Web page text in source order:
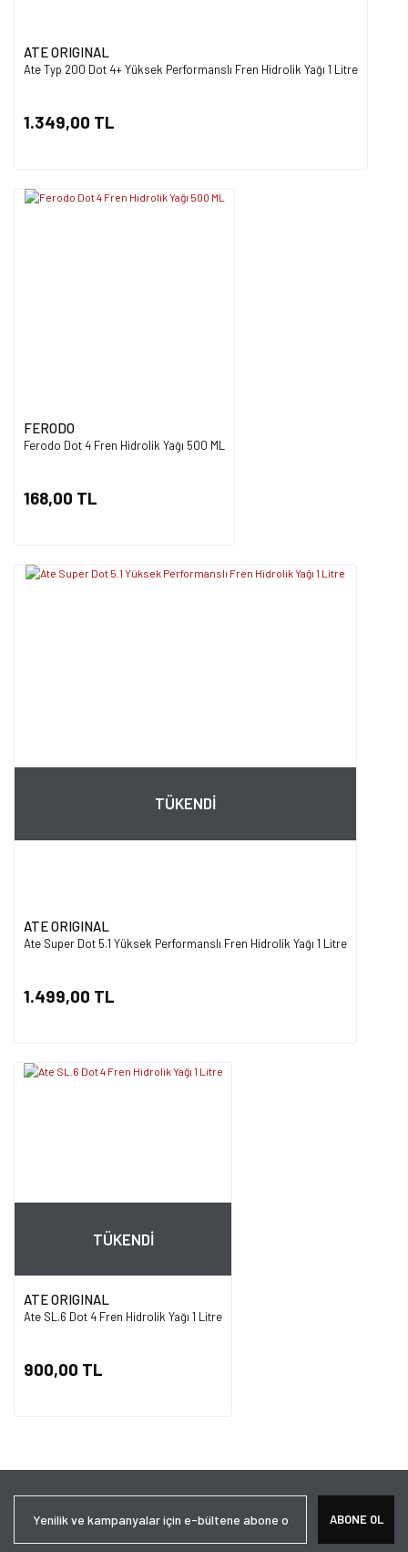
ATE ORIGINAL
Ate Typ 200 Dot 4+ Yüksek Performanslı Fren Hidrolik Yağı 1 Litre
1.349,00 TL
FERODO
Ferodo Dot 4 Fren Hidrolik Yağı 500 ML
168,00 TL
TÜKENDİ
ATE ORIGINAL
Ate Super Dot 5.1 Yüksek Performanslı Fren Hidrolik Yağı 1 Litre
1.499,00 TL
TÜKENDİ
ATE ORIGINAL
Ate SL.6 Dot 4 Fren Hidrolik Yağı 1 Litre
900,00 TL
ABONE OL